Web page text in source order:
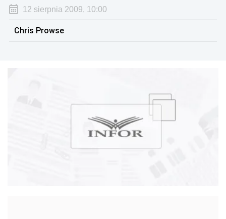
12 sierpnia 2009, 10:00
Chris Prowse